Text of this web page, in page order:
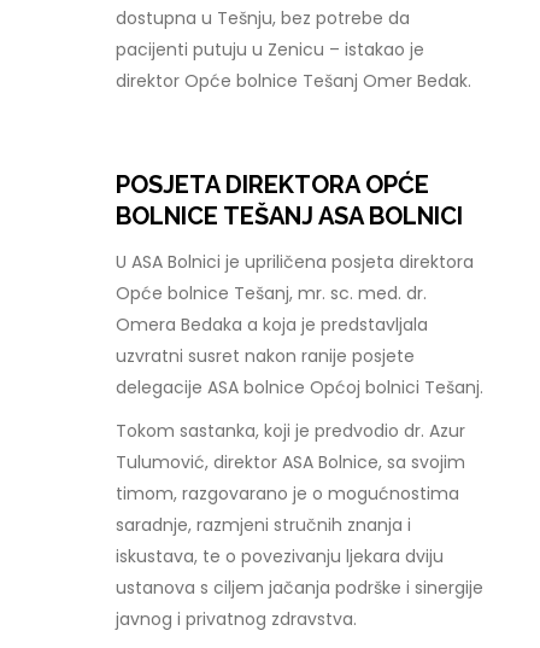
dostupna u Tešnju, bez potrebe da
pacijenti putuju u Zenicu – istakao je
direktor Opće bolnice Tešanj Omer Bedak.
POSJETA DIREKTORA OPĆE
BOLNICE TEŠANJ ASA BOLNICI
U ASA Bolnici je upriličena posjeta direktora
Opće bolnice Tešanj, mr. sc. med. dr.
Omera Bedaka a koja je predstavljala
uzvratni susret nakon ranije posjete
delegacije ASA bolnice Općoj bolnici Tešanj.
Tokom sastanka, koji je predvodio dr. Azur
Tulumović, direktor ASA Bolnice, sa svojim
timom, razgovarano je o mogućnostima
saradnje, razmjeni stručnih znanja i
iskustava, te o povezivanju ljekara dviju
ustanova s ciljem jačanja podrške i sinergije
javnog i privatnog zdravstva.